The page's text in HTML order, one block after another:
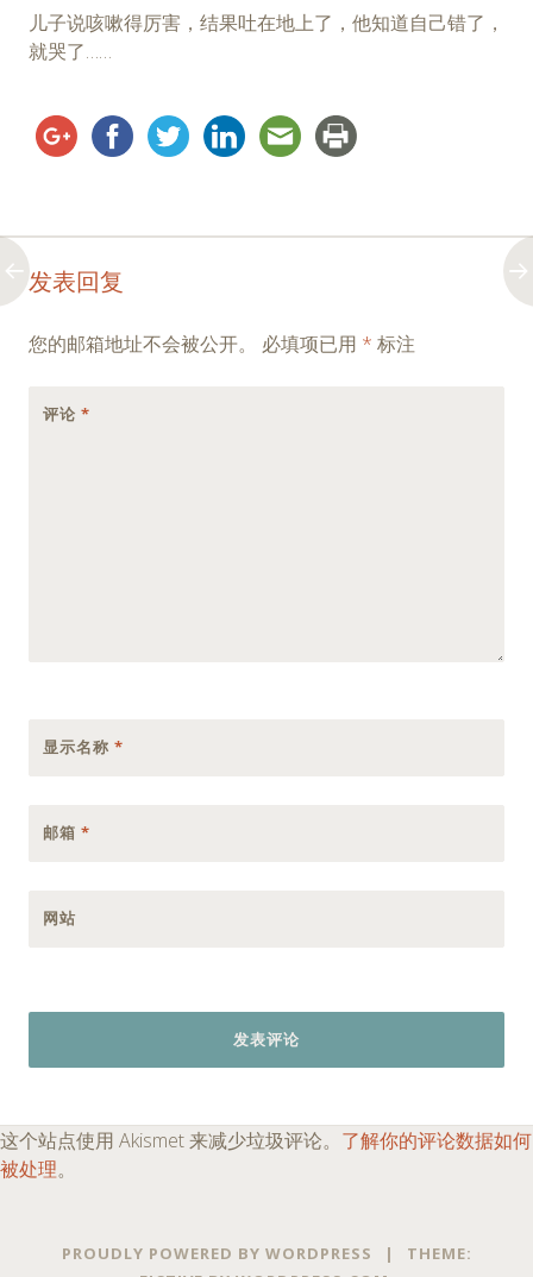
儿子说咳嗽得厉害，结果吐在地上了，他知道自己错了，
就哭了……
Post
navigation
←
→
发表回复
您的邮箱地址不会被公开。 必填项已用 * 标注
评论 *
显示名称 *
邮箱 *
网站
这个站点使用 Akismet 来减少垃圾评论。 了解你的评论数据如何
被处理。
PROUDLY POWERED BY WORDPRESS |
THEME: